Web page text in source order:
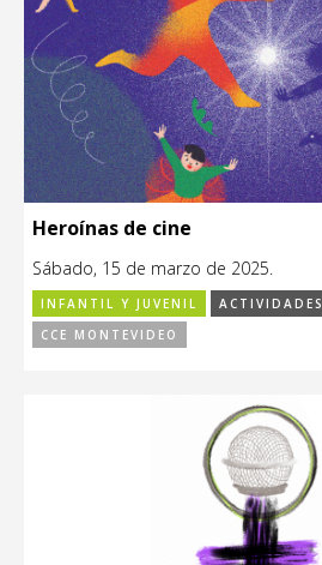
Heroínas de cine
Sábado, 15 de marzo de 2025.
INFANTIL Y JUVENIL
ACTIVIDADES
CCE MONTEVIDEO